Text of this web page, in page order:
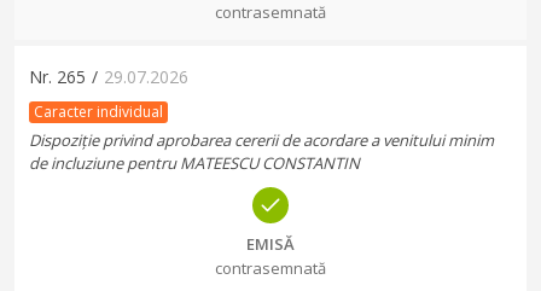
contrasemnată
Nr. 265 / 29.07.2026
Caracter individual
Dispoziție privind aprobarea cererii de acordare a venitului minim
de incluziune pentru MATEESCU CONSTANTIN
EMISĂ
contrasemnată